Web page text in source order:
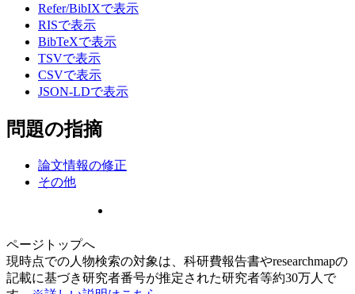
Refer/BibIXで表示
RISで表示
BibTeXで表示
TSVで表示
CSVで表示
JSON-LDで表示
問題の指摘
論文情報の修正
その他
ページトップへ
現時点での人物検索の対象は、科研費報告書やresearchmapの
記載に基づき研究者番号が推定された研究者等約30万人で